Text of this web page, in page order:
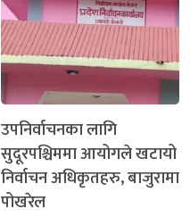
उपनिर्वाचनका लागि
सुदूरपश्चिममा आयोगले खटायो
निर्वाचन अधिकृतहरु, बाजुरामा
पोखरेल